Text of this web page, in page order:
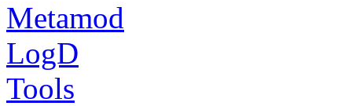
Metamod
LogD
Tools